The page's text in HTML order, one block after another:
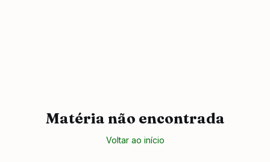
Matéria não encontrada
Voltar ao início